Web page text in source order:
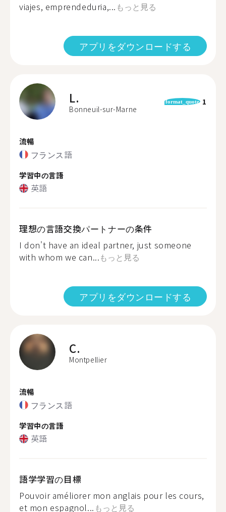
viajes, emprendeduria,... もっと見る
アプリをダウンロードする
L.
Bonneuil-sur-Marne
format_quote 1
流暢
フランス語
学習中の言語
英語
理想の言語交換パートナーの条件
I don't have an ideal partner, just someone
with whom we can...もっと見る
アプリをダウンロードする
C.
Montpellier
流暢
フランス語
学習中の言語
英語
語学学習の目標
Pouvoir améliorer mon anglais pour les cours,
et mon espagnol... もっと見る